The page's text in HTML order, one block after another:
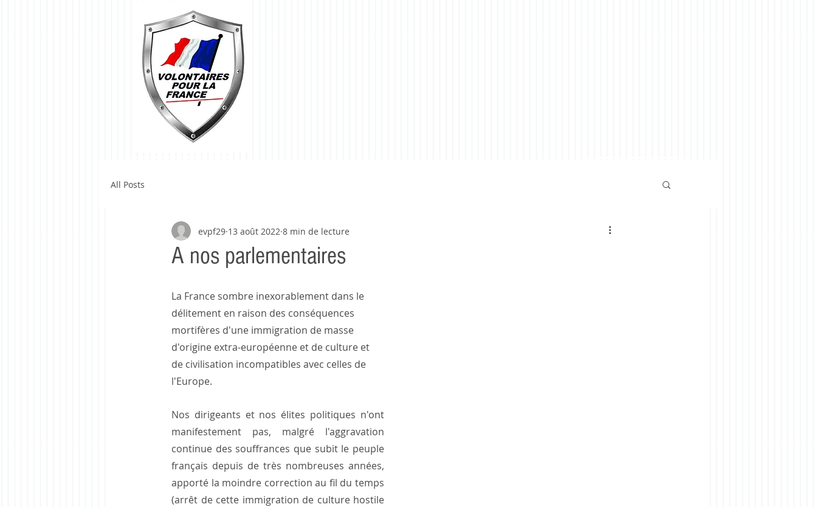
All Posts
A nos parlementaires
evpf29 13 août 2022 8 min de lecture
La France sombre inexorablement dans le
délitement en raison des conséquences
mortifères d'une immigration de masse
d'origine extra-européenne et de culture et
de civilisation incompatibles avec celles de
l'Europe.
Nos dirigeants et nos élites politiques n'ont
manifestement pas, malgré l'aggravation
continue des souffrances que subit le peuple
français depuis de très nombreuses années,
apporté la moindre correction au fil du temps
(arrêt de cette immigration de culture hostile